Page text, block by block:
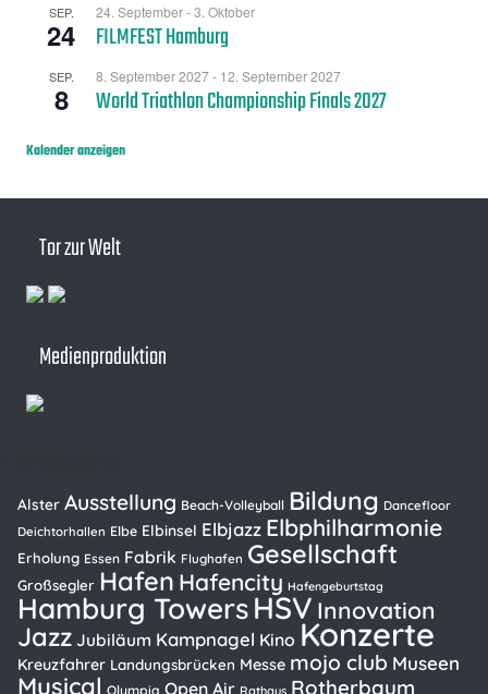
Tor zur Welt
Medienproduktion
SEP.
24
24. September-3. Oktober
FILMFEST Hamburg
SEP.
8
8. September 2027- 12. September 2027
World Triathlon Championship Finals 2027
Kalender anzeigen
Alster Ausstellung Beach-Volleyball Bildung Dancefloor
Deichtorhallen Elbe Elbinsel Elbjazz Elbphilharmonie
Erholung Essen Fabrik Flughafen Gesellschaft
Großsegler Hafen Hafencity Hafengeburtstag
Hamburg TowersHSV Innovation
Jazz Jubiläum Kampnagel Kino Konzerte
Kreuzfahrer Landungsbrücken Messe mojo club Museen
Musical Olympia Open Air Rathaus Rotherbaum